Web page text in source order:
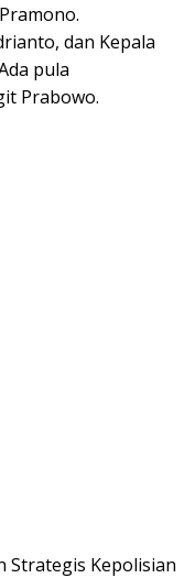
dan Kepala
pula
Prabowo.
Strategis Kepolisian